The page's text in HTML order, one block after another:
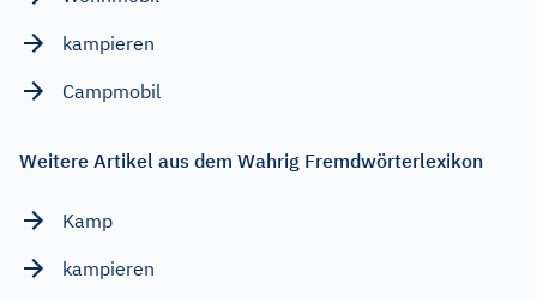
kampieren
Campmobil
Weitere Artikel aus dem Wahrig Fremdwörterlexikon
Kamp
kampieren